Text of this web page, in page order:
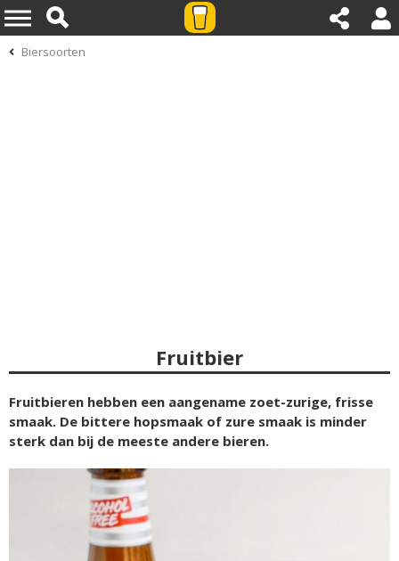
Biersoorten
Fruitbier
Fruitbieren hebben een aangename zoet-zurige, frisse
smaak. De bittere hopsmaak of zure smaak is minder
sterk dan bij de meeste andere bieren.